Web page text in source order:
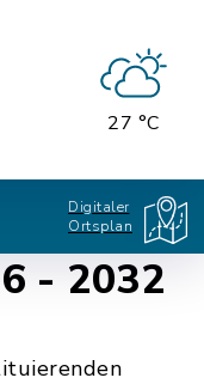
27 °C
Digitaler
Ortsplan
- 2032